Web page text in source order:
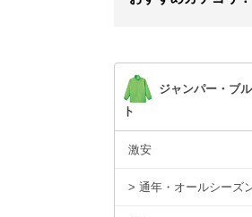
ジャンパー・ブ
ト
激安
> 通年・オールシーズ